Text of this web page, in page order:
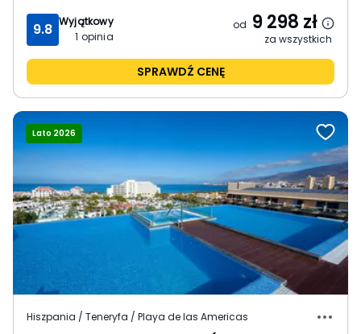
9.8 Wyjątkowy
1 opinia
od 9 298 zł
za wszystkich
SPRAWDŹ CENĘ
Lato 2026
Hiszpania / Teneryfa / Playa de las Americas